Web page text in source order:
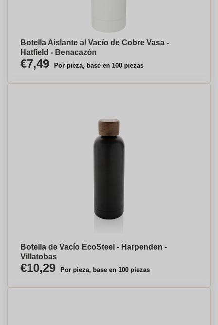
Botella Aislante al Vacío de Cobre Vasa -
Hatfield - Benacazón
€7,49 Por pieza, base en 100 piezas
Botella de Vacío EcoSteel - Harpenden -
Villatobas
€10,29 Por pieza, base en 100 piezas